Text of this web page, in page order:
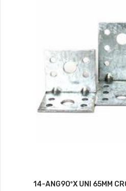
14-ANG90ºX UNI 65MM